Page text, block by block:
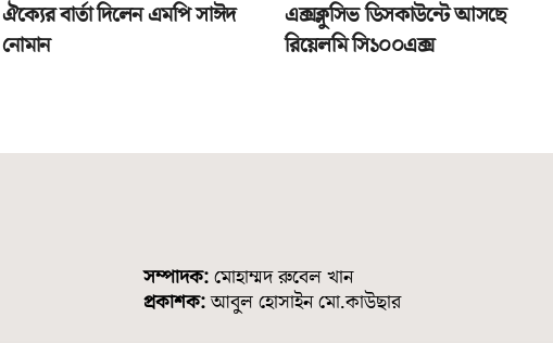
ঐক্যের বার্তা দিলেন এমপি সাঈদ
নোমান
এক্সক্লুসিভ ডিসকাউন্টে আসছে
রিয়েলমি সি১০০এক্স
সম্পাদক: মোহাম্মদ রুবেল খান
প্রকাশক:আবুল হোসাইন মো.কাউছার